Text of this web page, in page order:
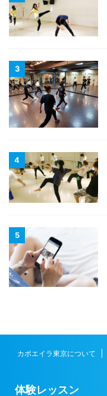
3
4
5
カポエイラ東京について
体験レッスン